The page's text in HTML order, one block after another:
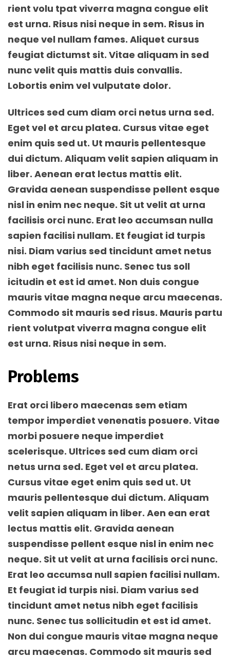
rient volu tpat viverra magna congue elit
est urna. Risus nisi neque in sem. Risus in
neque vel nullam fames. Aliquet cursus
feugiat dictumst sit. Vitae aliquam in sed
nunc velit quis mattis duis convallis.
Lobortis enim vel vulputate dolor.
Ultrices sed cum diam orci netus urna sed.
Eget vel et arcu platea. Cursus vitae eget
enim quis sed ut. Ut mauris pellentesque
dui dictum. Aliquam velit sapien aliquam in
liber. Aenean erat lectus mattis elit.
Gravida aenean suspendisse pellent esque
nisl in enim nec neque. Sit ut velit at urna
facilisis orci nunc. Erat leo accumsan nulla
sapien facilisi nullam. Et feugiat id turpis
nisi. Diam varius sed tincidunt amet netus
nibh eget facilisis nunc. Senec tus soll
icitudin et est id amet. Non duis congue
mauris vitae magna neque arcu maecenas.
Commodo sit mauris sed risus. Mauris partu
rient volutpat viverra magna congue elit
est urna. Risus nisi neque in sem.
Problems
Erat orci libero maecenas sem etiam
tempor imperdiet venenatis posuere. Vitae
morbi posuere neque imperdiet
scelerisque. Ultrices sed cum diam orci
netus urna sed. Eget vel et arcu platea.
Cursus vitae eget enim quis sed ut. Ut
mauris pellentesque dui dictum. Aliquam
velit sapien aliquam in liber. Aen ean erat
lectus mattis elit. Gravida aenean
suspendisse pellent esque nisl in enim nec
neque. Sit ut velit at urna facilisis orci nunc.
Erat leo accumsa null sapien facilisi nullam.
Et feugiat id turpis nisi. Diam varius sed
tincidunt amet netus nibh eget facilisis
nunc. Senec tus sollicitudin et est id amet.
Non dui congue mauris vitae magna neque
arcu maecenas. Commodo sit mauris sed